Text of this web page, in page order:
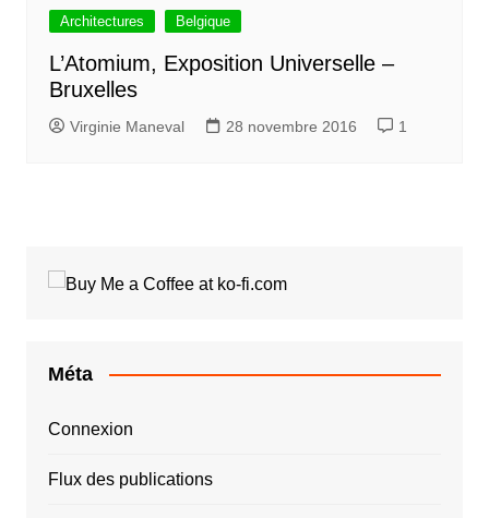
Architectures Belgique
L’Atomium, Exposition Universelle –
Bruxelles
Virginie Maneval 28 novembre 2016 1
Méta
Connexion
Flux des publications